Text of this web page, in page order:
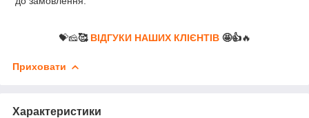
💝🧀🥰 ВІДГУКИ НАШИХ КЛІЄНТІВ 🤩👍🔥
Приховати
Характеристики